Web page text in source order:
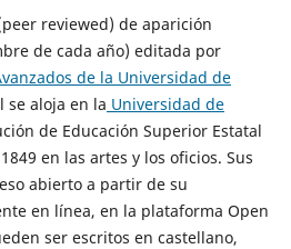
reviewed) de aparición
de cada año) editada por
de la Universidad de
se aloja en la Universidad de
de Educación Superior Estatal
en las artes y los oficios. Sus
abierto a partir de su
en línea, en la plataforma Open
ser escritos en castellano,